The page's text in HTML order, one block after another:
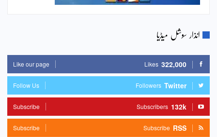
انذار سوشل میڈیا
322,000
Likes
Like our page
Twitter
Followers
Follow Us
132k
Subscribers
Subscribe
RSS
Subscribe
Subscribe